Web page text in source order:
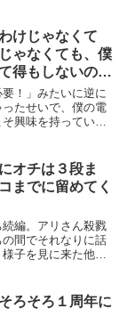
たら‥。自分に付
に剝が...
けじゃなくて
ゃなくても、僕
得もしないのに
スられるんです
！」みたいに逆に
たせいで、僕の電
興味を持っている
険物取扱者甲種の
ので...
オチは３段ま
までに留めてく
編。アリさん殺戮
間でそれなりに話
子を見に来た他の
宿りとかしそうな
れずを維持...
ろそろ１周年に